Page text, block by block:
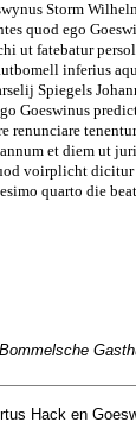
Storm
quod ego
ut fatebatur
inferius
Spiegels
Goeswinus
renunciare
et diem ut
voirplicht
quarto die
Hack en